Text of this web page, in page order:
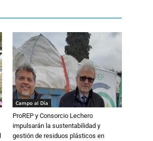
Campo al Día
ProREP y Consorcio Lechero
impulsarán la sustentabilidad y
gestión de residuos plásticos en